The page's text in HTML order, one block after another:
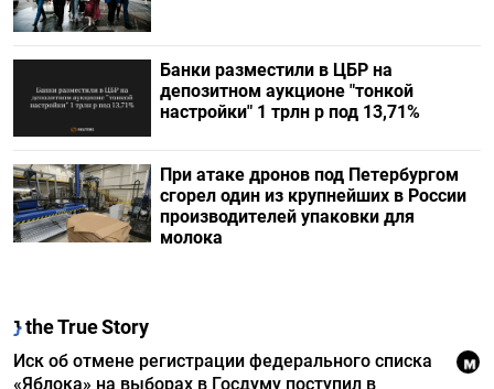
Банки разместили в ЦБР на
депозитном аукционе "тонкой
настройки" 1 трлн р под 13,71%
При атаке дронов под Петербургом
сгорел один из крупнейших в России
производителей упаковки для
молока